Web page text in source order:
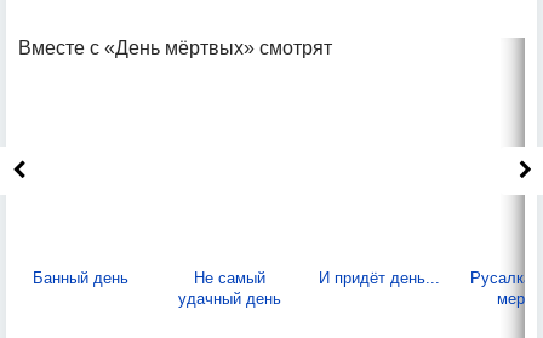
Вместе с «День мёртвых» смотрят
Банный день
Не самый
удачный день
И придёт день...
Русалка: